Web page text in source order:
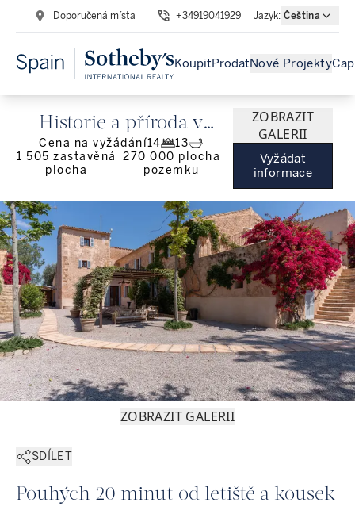
Doporučená místa +34919041929 Jazyk: Čeština
KoupitProdatNové Projekty
Historie a příroda v
dokonalé harmonii
Cena na vyžádání14
13
1 505 zastavěná
plocha
270 000 plocha
pozemku
ZOBRAZIT
GALERII
Vyžádat
informace
ZOBRAZIT GALERII
SDÍLET
Pouhých 20 minut od letiště a kousek